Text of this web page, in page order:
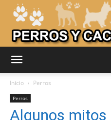
Inicio Perros
Perros
Algunos mitos